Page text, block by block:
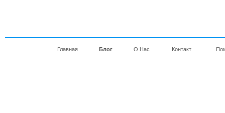
Главная Блог О Нас Контакт